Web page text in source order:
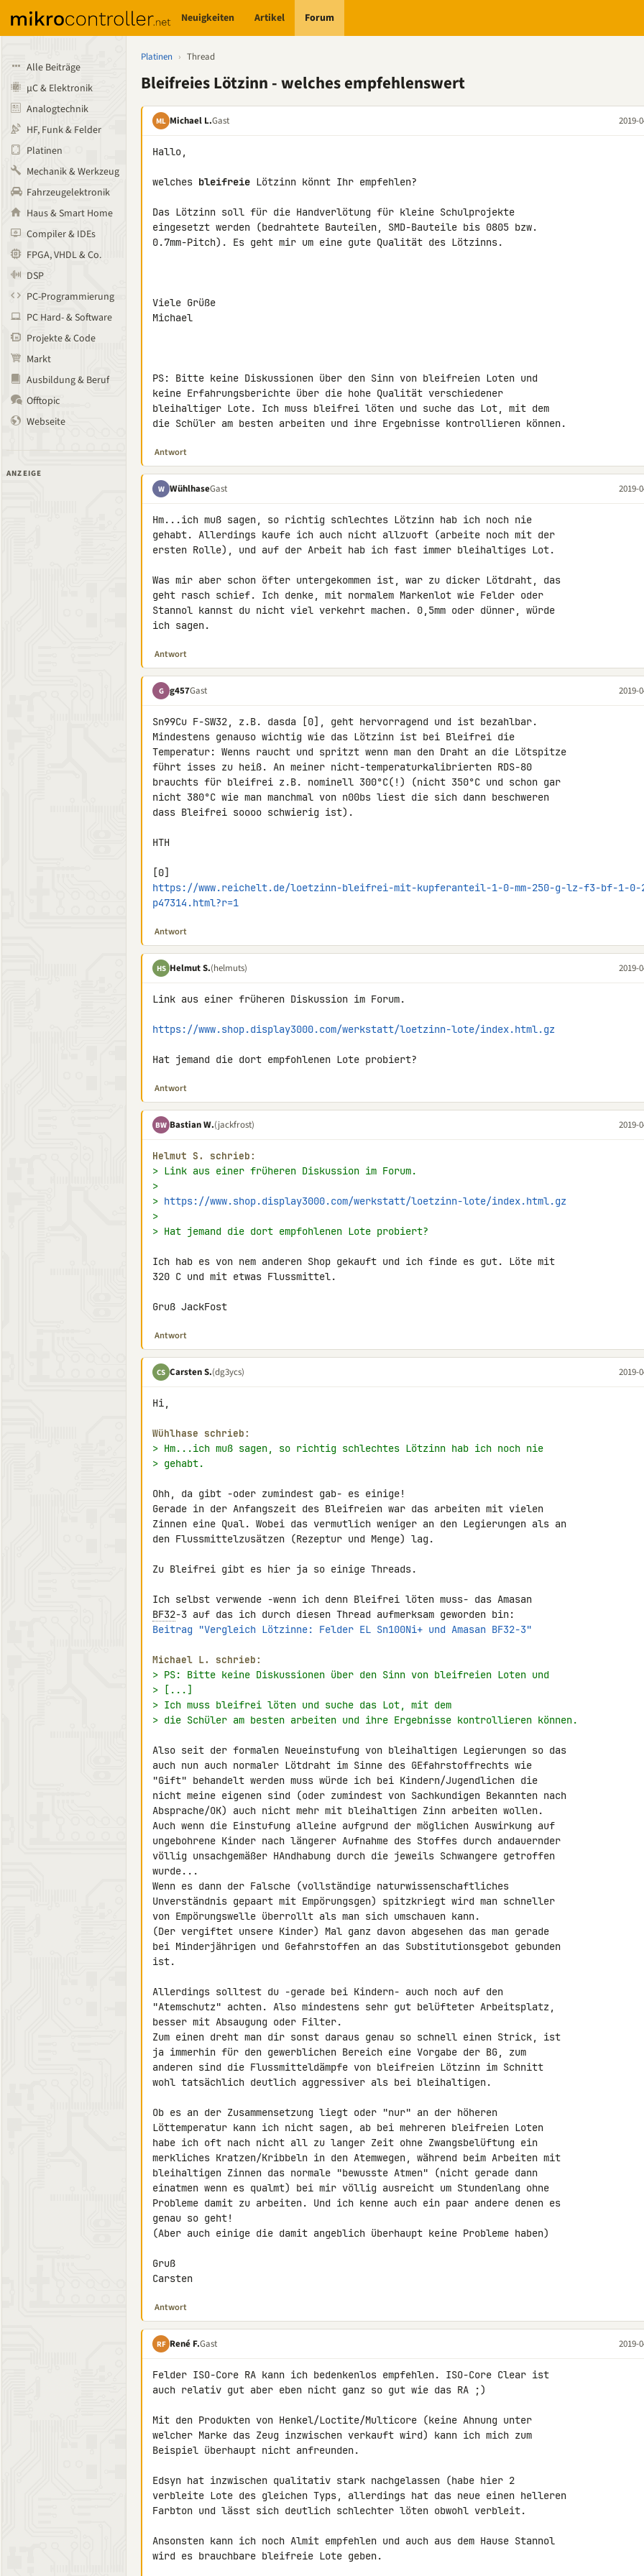
Neuigkeiten Artikel Forum
Alle Beiträge
µC & Elektronik
Analogtechnik
HF, Funk & Felder
Platinen
Mechanik & Werkzeug
Fahrzeugelektronik
Haus & Smart Home
Compiler & IDEs
FPGA, VHDL & Co.
DSP
PC-Programmierung
PC Hard- & Software
Projekte & Code
Markt
Ausbildung & Beruf
Offtopic
Webseite
ANZEIGE
Platinen › Thread
Bleifreies Lötzinn - welches empfehlenswert
ML Michael L.Gast 2019-
Hallo,
welches bleifreie Lötzinn könnt Ihr empfehlen?
Das Lötzinn soll für die Handverlötung für kleine Schulprojekte
eingesetzt werden (bedrahtete Bauteilen, SMD-Bauteile bis 0805 bzw.
0.7mm-Pitch). Es geht mir um eine gute Qualität des Lötzinns.
Viele Grüße
Michael
PS: Bitte keine Diskussionen über den Sinn von bleifreien Loten und
keine Erfahrungsberichte über die hohe Qualität verschiedener
bleihaltiger Lote. Ich muss bleifrei löten und suche das Lot, mit dem
die Schüler am besten arbeiten und ihre Ergebnisse kontrollieren können.
Antwort
W WühlhaseGast 2019-
Hm...ich muß sagen, so richtig schlechtes Lötzinn hab ich noch nie
gehabt. Allerdings kaufe ich auch nicht allzuoft (arbeite noch mit der
ersten Rolle), und auf der Arbeit hab ich fast immer bleihaltiges Lot.
Was mir aber schon öfter untergekommen ist, war zu dicker Lötdraht, das
geht rasch schief. Ich denke, mit normalem Markenlot wie Felder oder
Stannol kannst du nicht viel verkehrt machen. 0,5mm oder dünner, würde
ich sagen.
Antwort
G g457Gast 2019-
Sn99Cu F-SW32, z.B. dasda [0], geht hervorragend und ist bezahlbar.
Mindestens genauso wichtig wie das Lötzinn ist bei Bleifrei die
Temperatur: Wenns raucht und spritzt wenn man den Draht an die Lötspitze
führt isses zu heiß. An meiner nicht-temperaturkalibrierten RDS-80
brauchts für bleifrei z.B. nominell 300°C(!) (nicht 350°C und schon gar
nicht 380°C wie man manchmal von n00bs liest die sich dann beschweren
dass Bleifrei soooo schwierig ist).
HTH
https://www.reichelt.de/loetzinn-bleifrei-mit-kupferanteil-1-0-mm-250-g-lz-f3-bf-1-0-
p47314.html?r=1
Antwort
HS Helmut S.(helmuts) 2019-
Link aus einer früheren Diskussion im Forum.
https://www.shop.display3000.com/werkstatt/loetzinn-lote/index.html.gz
Hat jemand die dort empfohlenen Lote probiert?
Antwort
BW Bastian W.(jackfrost) 2019-
Helmut S. schrieb:
> Link aus einer früheren Diskussion im Forum.
>
> https://www.shop.display3000.com/werkstatt/loetzinn-lote/index.html.gz
>
> Hat jemand die dort empfohlenen Lote probiert?
Ich hab es von nem anderen Shop gekauft und ich finde es gut. Löte mit
320 C und mit etwas Flussmittel.
Gruß JackFost
Antwort
CS Carsten S.(dg3ycs) 2019-
Hi,
Wühlhase schrieb:
> Hm...ich muß sagen, so richtig schlechtes Lötzinn hab ich noch nie
> gehabt.
Ohh, da gibt -oder zumindest gab- es einige!
Gerade in der Anfangszeit des Bleifreien war das arbeiten mit vielen
Zinnen eine Qual. Wobei das vermutlich weniger an den Legierungen als an
den Flussmittelzusätzen (Rezeptur und Menge) lag.
Zu Bleifrei gibt es hier ja so einige Threads.
BF32
Beitrag "Vergleich Lötzinne: Felder EL Sn100Ni+ und Amasan BF32-3"
Michael L. schrieb:
> PS: Bitte keine Diskussionen über den Sinn von bleifreien Loten und
> [...]
> Ich muss bleifrei löten und suche das Lot, mit dem
> die Schüler am besten arbeiten und ihre Ergebnisse kontrollieren können.
Also seit der formalen Neueinstufung von bleihaltigen Legierungen so das
auch nun auch normaler Lötdraht im Sinne des GEfahrstoffrechts wie
"Gift" behandelt werden muss würde ich bei Kindern/Jugendlichen die
nicht meine eigenen sind (oder zumindest von Sachkundigen Bekannten nach
Absprache/OK) auch nicht mehr mit bleihaltigen Zinn arbeiten wollen.
Auch wenn die Einstufung alleine aufgrund der möglichen Auswirkung auf
ungebohrene Kinder nach längerer Aufnahme des Stoffes durch andauernder
völlig unsachgemäßer HAndhabung durch die jeweils Schwangere getroffen
wurde...
Wenn es dann der Falsche (vollständige naturwissenschaftliches
Unverständnis gepaart mit Empörungsgen) spitzkriegt wird man schneller
von Empörungswelle überrollt als man sich umschauen kann.
(Der vergiftet unsere Kinder) Mal ganz davon abgesehen das man gerade
bei Minderjährigen und Gefahrstoffen an das Substitutionsgebot gebunden
ist.
Allerdings solltest du -gerade bei Kindern- auch noch auf den
"Atemschutz" achten. Also mindestens sehr gut belüfteter Arbeitsplatz,
besser mit Absaugung oder Filter.
Zum einen dreht man dir sonst daraus genau so schnell einen Strick, ist
ja immerhin für den gewerblichen Bereich eine Vorgabe der BG, zum
anderen sind die Flussmitteldämpfe von bleifreien Lötzinn im Schnitt
wohl tatsächlich deutlich aggressiver als bei bleihaltigen.
Ob es an der Zusammensetzung liegt oder "nur" an der höheren
Löttemperatur kann ich nicht sagen, ab bei mehreren bleifreien Loten
habe ich oft nach nicht all zu langer Zeit ohne Zwangsbelüftung ein
merkliches Kratzen/Kribbeln in den Atemwegen, während beim Arbeiten mit
bleihaltigen Zinnen das normale "bewusste Atmen" (nicht gerade dann
einatmen wenn es qualmt) bei mir völlig ausreicht um Stundenlang ohne
Probleme damit zu arbeiten. Und ich kenne auch ein paar andere denen es
genau so geht!
(Aber auch einige die damit angeblich überhaupt keine Probleme haben)
Gruß
Carsten
Antwort
RF René F.Gast 2019-
Felder ISO-Core RA kann ich bedenkenlos empfehlen. ISO-Core Clear ist
auch relativ gut aber eben nicht ganz so gut wie das RA ;)
Mit den Produkten von Henkel/Loctite/Multicore (keine Ahnung unter
welcher Marke das Zeug inzwischen verkauft wird) kann ich mich zum
Beispiel überhaupt nicht anfreunden.
Edsyn hat inzwischen qualitativ stark nachgelassen (habe hier 2
verbleite Lote des gleichen Typs, allerdings hat das neue einen helleren
Farbton und lässt sich deutlich schlechter löten obwohl verbleit.
Ansonsten kann ich noch Almit empfehlen und auch aus dem Hause Stannol
wird es brauchbare bleifreie Lote geben.